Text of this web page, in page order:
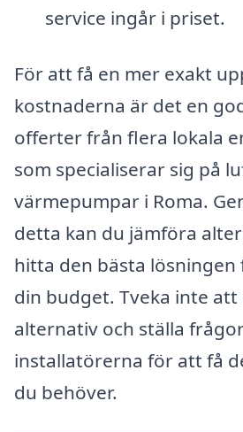
service ingår i priset.
För att få en mer exakt
kostnaderna är det en
offerter från flera lokala
som specialiserar sig på
värmepumpar i Roma.
detta kan du jämföra
hitta den bästa
din budget. Tveka inte
alternativ och ställa
installatörerna för att få
du behöver.